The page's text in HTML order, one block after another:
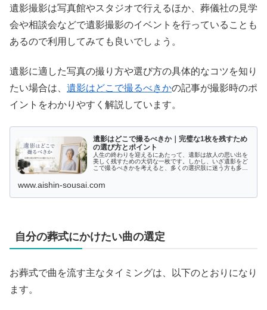
遺影撮影は写真館やスタジオで行えるほか、葬儀社の見学
会や相談会などで遺影撮影のイベントを行っていることも
あるので利用してみても良いでしょう。
遺影に適した写真の撮り方や選び方の具体的なコツを知り
たい場合は、 遺影はどこで撮るべきかの記事が撮影時のポ
イントをわかりやすく解説しています。
遺影はどこで撮るべきか｜完璧な1枚を残すため
の選び方とポイント
人生の終わりを迎えるにあたって、遺影は故人の思い出を
美しく残すための大切な一枚です。しかし、いざ遺影をど
こで撮るべきかを考えると、多くの選択肢に迷う方も多い
www.aishin-sousai.com
自分の葬式にかけたい曲の選定
お葬式で曲を流す主なタイミングは、以下のとおりになり
ます。